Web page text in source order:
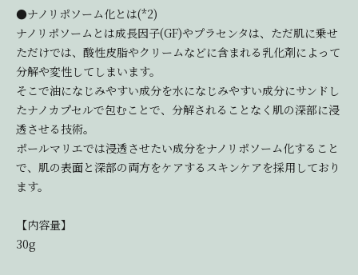
●ナノリポソーム化とは(*2)
ナノリポソームとは成長因子(GF)やプラセンタは、ただ肌に乗せ
ただけでは、酸性皮脂やクリームなどに含まれる乳化剤によって
分解や変性してしまいます。
そこで油になじみやすい成分を水になじみやすい成分にサンドし
たナノカプセルで包むことで、分解されることなく肌の深部に浸
透させる技術。
ポールマリエでは浸透させたい成分をナノリポソーム化すること
で、肌の表面と深部の両方をケアするスキンケアを採用しており
ます。
【内容量】
30g